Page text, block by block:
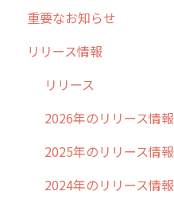
メンテナンス
外廻り営業
清掃
不動産
重要なお知らせ
過去の重要なお知らせ
障害情報
リリース情報
リリース
2026年のリリース情報
2025年のリリース情報
2024年のリリース情報